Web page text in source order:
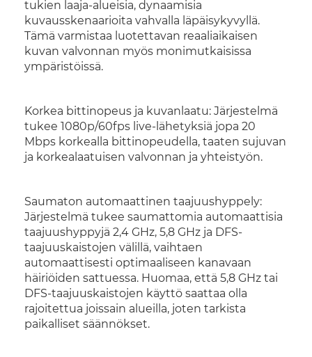
tukien laaja-alueisia, dynaamisia
kuvausskenaarioita vahvalla läpäisykyvyllä.
Tämä varmistaa luotettavan reaaliaikaisen
kuvan valvonnan myös monimutkaisissa
ympäristöissä.
Korkea bittinopeus ja kuvanlaatu: Järjestelmä
tukee 1080p/60fps live-lähetyksiä jopa 20
Mbps korkealla bittinopeudella, taaten sujuvan
ja korkealaatuisen valvonnan ja yhteistyön.
Saumaton automaattinen taajuushyppely:
Järjestelmä tukee saumattomia automaattisia
taajuushyppyjä 2,4 GHz, 5,8 GHz ja DFS-
taajuuskaistojen välillä, vaihtaen
automaattisesti optimaaliseen kanavaan
häiriöiden sattuessa. Huomaa, että 5,8 GHz tai
DFS-taajuuskaistojen käyttö saattaa olla
rajoitettua joissain alueilla, joten tarkista
paikalliset säännökset.